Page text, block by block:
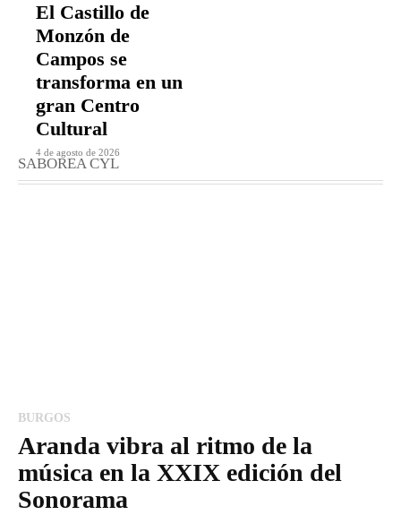
El Castillo de
Monzón de
Campos se
transforma en un
gran Centro
Cultural
4 de agosto de 2026
SABOREA CYL
BURGOS
Aranda vibra al ritmo de la
música en la XXIX edición del
Sonorama